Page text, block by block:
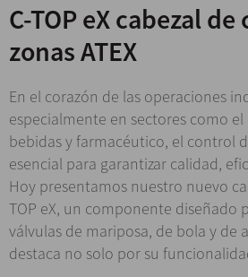
C-TOP eX cabezal
zonas ATEX
En el corazón de las operaciones
especialmente en sectores como
bebidas y farmacéutico, el control
esencial para garantizar calidad,
Hoy presentamos nuestro nuevo
TOP eX, un componente diseñado
válvulas de mariposa, de bola y de
destaca no solo por su